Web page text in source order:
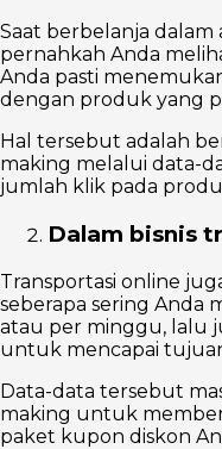
Saat berbelanja dalam
pernahkah Anda
Anda pasti
dengan produk yang
Hal tersebut adalah
making melalui data-
jumlah klik pada
Dalam bisnis
Transportasi online
seberapa sering Anda
atau per minggu, lalu
untuk mencapai
Data-data tersebut
making untuk
paket kupon diskon